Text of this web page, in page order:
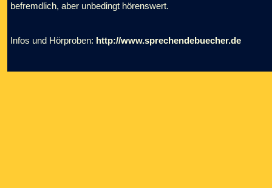
befremdlich, aber unbedingt hörenswert.
Infos und Hörproben: http://www.sprechendebuecher.de